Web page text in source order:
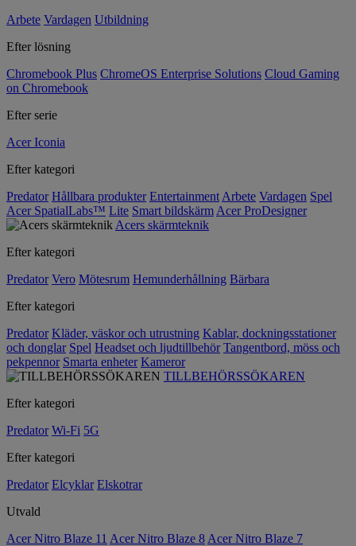
Arbete Vardagen Utbildning
Efter lösning
Chromebook Plus ChromeOS Enterprise Solutions Cloud Gaming
on Chromebook
Efter serie
Acer Iconia
Efter kategori
Predator Hållbara produkter Entertainment Arbete Vardagen Spel
Acer SpatialLabs™ Lite Smart bildskärm Acer ProDesigner
Acers skärmteknik
Efter kategori
Predator Vero Mötesrum Hemunderhållning Bärbara
Efter kategori
Predator Kläder, väskor och utrustning Kablar, dockningsstationer
och donglar Spel Headset och ljudtillbehör Tangentbord, möss och
pekpennor Smarta enheter Kameror
TILLBEHÖRSSÖKAREN
Efter kategori
Predator Wi-Fi 5G
Efter kategori
Predator Elcyklar Elskotrar
Utvald
Acer Nitro Blaze 11 Acer Nitro Blaze 8 Acer Nitro Blaze 7